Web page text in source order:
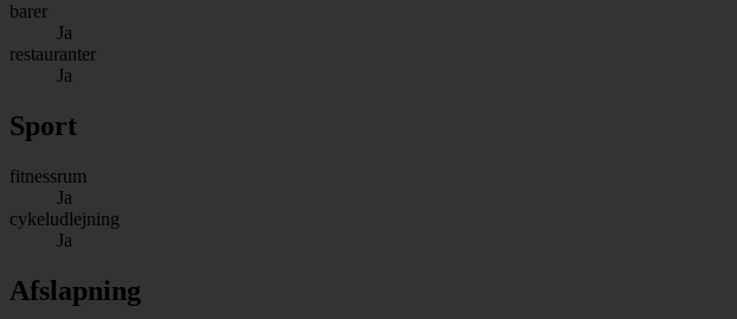
barer
Ja
restauranter
Ja
Sport
fitnessrum
Ja
cykeludlejning
Ja
Afslapning